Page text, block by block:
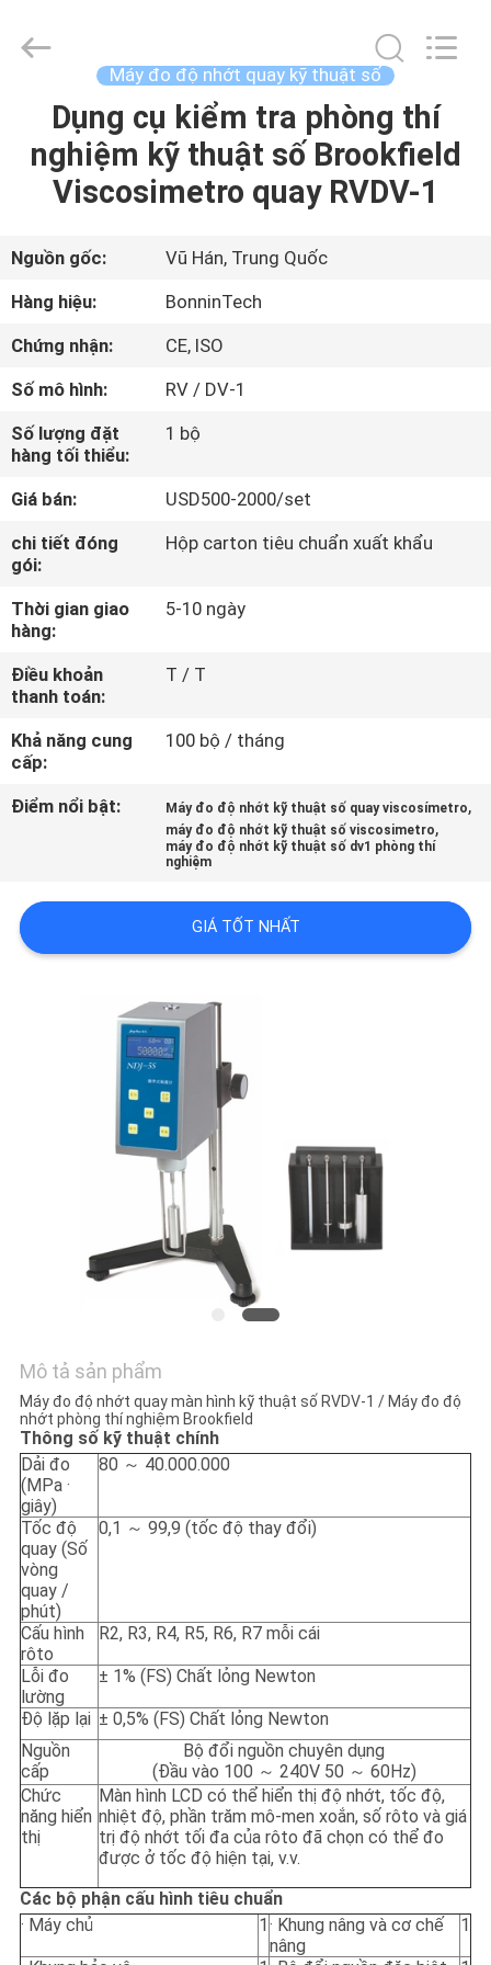
TRANG
CHỦ
SẢN
PHẨM
VỀ
CHÚNG
TÔI
THAM
QUAN
NHÀ
MÁY
KIỂM
SOÁT
LIÊN
TRANG
WEB
PRIVACY
POLICY
Bonnin
Technology
Máy đo độ nhớt quay kỹ thuật số
Dụng cụ kiểm tra phòng thí
nghiệm kỹ thuật số Brookfield
Viscosimetro quay RVDV-1
Nguồn gốc:
Vũ Hán, Trung Quốc
Hàng hiệu:
BonninTech
Chứng nhận:
CE, ISO
Số mô hình:
RV / DV-1
Số lượng đặt
hàng tối thiểu:
1 bộ
Giá bán:
USD500-2000/set
chi tiết đóng
gói:
Hộp carton tiêu chuẩn xuất khẩu
Thời gian giao
hàng:
5-10 ngày
Điều khoản
thanh toán:
T / T
Khả năng cung
cấp:
100 bộ / tháng
Điểm nổi bật: Máy đo độ nhớt kỹ thuật số quay viscosímetro,
máy đo độ nhớt kỹ thuật số viscosimetro,
máy đo độ nhớt kỹ thuật số dv1 phòng thí
nghiệm
GIÁ TỐT NHẤT
Mô tả sản phẩm
Máy đo độ nhớt quay màn hình kỹ thuật số RVDV-1 / Máy đo độ
nhớt phòng thí nghiệm Brookfield
Thông số kỹ thuật chính
Dải đo
(MPa ·
giây)
80 ～ 40.000.000
Tốc độ
quay (Số
vòng
quay /
phút)
0,1 ～ 99,9 (tốc độ thay đổi)
Cấu hình
rôto
R2, R3, R4, R5, R6, R7 mỗi cái
Lỗi đo
lường
± 1% (FS) Chất lỏng Newton
Độ lặp lại ± 0,5% (FS) Chất lỏng Newton
Nguồn
cấp
Bộ đổi nguồn chuyên dụng
(Đầu vào 100 ～ 240V 50 ～ 60Hz)
Chức
năng hiển
thị
Màn hình LCD có thể hiển thị độ nhớt, tốc độ,
nhiệt độ, phần trăm mô-men xoắn, số rôto và giá
trị độ nhớt tối đa của rôto đã chọn có thể đo
được ở tốc độ hiện tại, v.v.
Các bộ phận cấu hình tiêu chuẩn
· Máy chủ
1 · Khung nâng và cơ chế
nâng
1